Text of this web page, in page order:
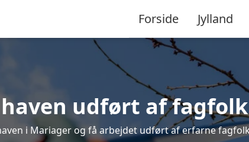
Forside Jylland
udført af
i Mariager og få arbejdet udført af erfarne